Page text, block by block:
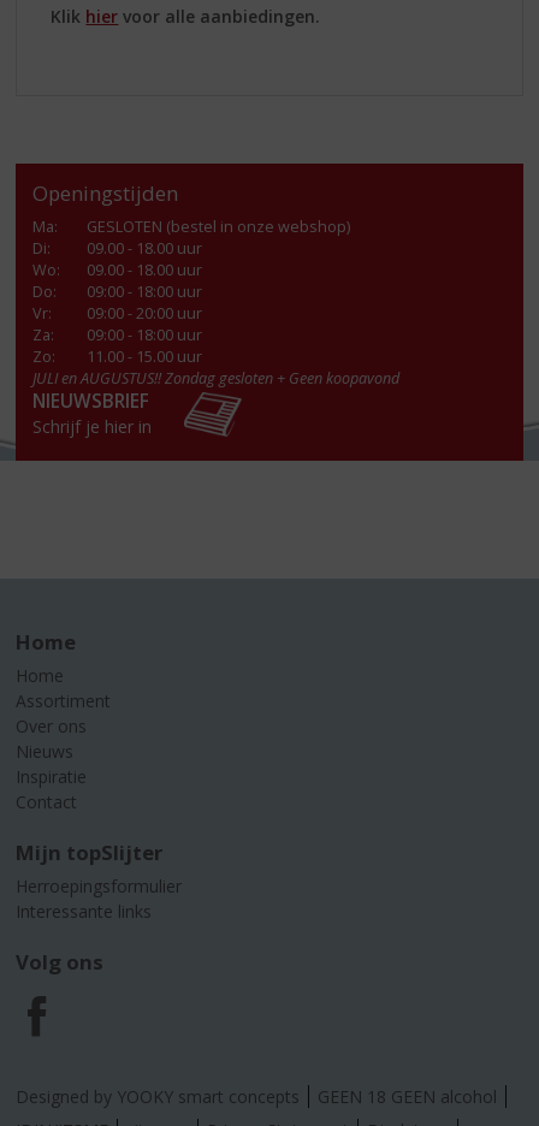
Klik hier voor alle aanbiedingen.
Openingstijden
Ma:
GESLOTEN (bestel in onze webshop)
Di:
09.00 - 18.00 uur
Wo:
09.00 - 18.00 uur
Do:
09:00 - 18:00 uur
Vr:
09:00 - 20:00 uur
Za:
09:00 - 18:00 uur
Zo:
11.00 - 15.00 uur
JULI en AUGUSTUS!! Zondag gesloten + Geen koopavond
NIEUWSBRIEF
Schrijf je hier in
Home
Home
Assortiment
Over ons
Nieuws
Inspiratie
Contact
Mijn topSlijter
Herroepingsformulier
Interessante links
Volg ons
F
a
Designed by YOOKY smart concepts
GEEN 18 GEEN alcohol